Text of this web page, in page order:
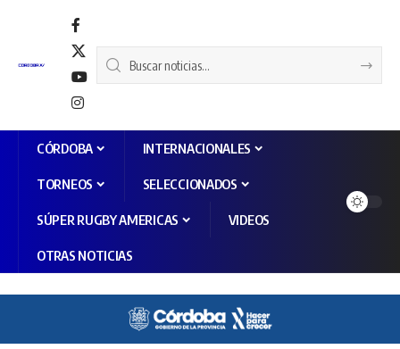
CÓRDOBA INTERNACIONALES
TORNEOS SELECCIONADOS
SÚPER RUGBY AMERICAS VIDEOS
OTRAS NOTICIAS